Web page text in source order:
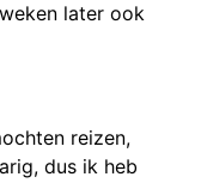
later ook
reizen,
dus ik heb